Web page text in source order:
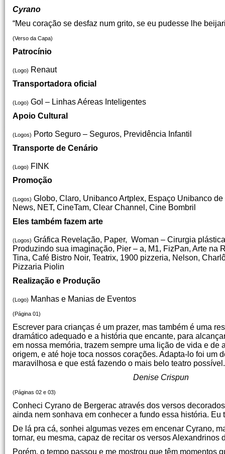
Cyrano
“Meu coração se desfaz num grito, se eu pudesse lhe
(Verso da Capa)
Patrocínio
(Logo) Renaut
Transportadora oficial
(Logo) Gol – Linhas Aéreas Inteligentes
Apoio Cultural
(Logos) Porto Seguro – Seguros, Previdência Infantil
Transporte de Cenário
(Logo) FINK
Promoção
(Logos) Globo, Claro, Unibanco Artplex, Espaço Unibanco
News, NET, CineTam, Clear Channel, Cine Bombril
Eles também fazem arte
(Logos) Gráfica Revelação, Paper, Woman – Cirurgia
Produzindo sua imaginação, Pier – a, M1, FizPan, Arte
Tina, Café Bistro Noir, Teatrix, 1900 pizzeria, Nelson,
Pizzaria Piolin
Realização e Produção
(Logo) Manhas e Manias de Eventos
(Página 01)
Escrever para crianças é um prazer, mas também é uma
dramático adequado e a história que encante, para
em nossa memória, trazem sempre uma lição de vida e
origem, e até hoje toca nossos corações. Adapta-lo foi um
maravilhosa e que está fazendo o mais belo teatro
Denise Crispun
(Páginas 02 e 03)
Conheci Cyrano de Bergerac através dos versos
ainda nem sonhava em conhecer a fundo essa história.
De lá pra cá, sonhei algumas vezes em encenar Cyrano,
tornar, eu mesma, capaz de recitar os versos
Porém, o tempo passou e me mostrou que têm momentos